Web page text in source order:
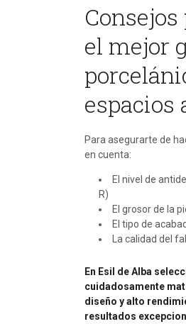
el mejor
espacios
Para asegurarte de
en cuenta:
El nivel de
R)
El grosor de la
El tipo de
La calidad del
En Esil de Alba
cuidadosamente
diseño y alto
resultados